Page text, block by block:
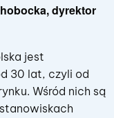
dyrektor
jest
30 lat, czyli od
Wśród nich są